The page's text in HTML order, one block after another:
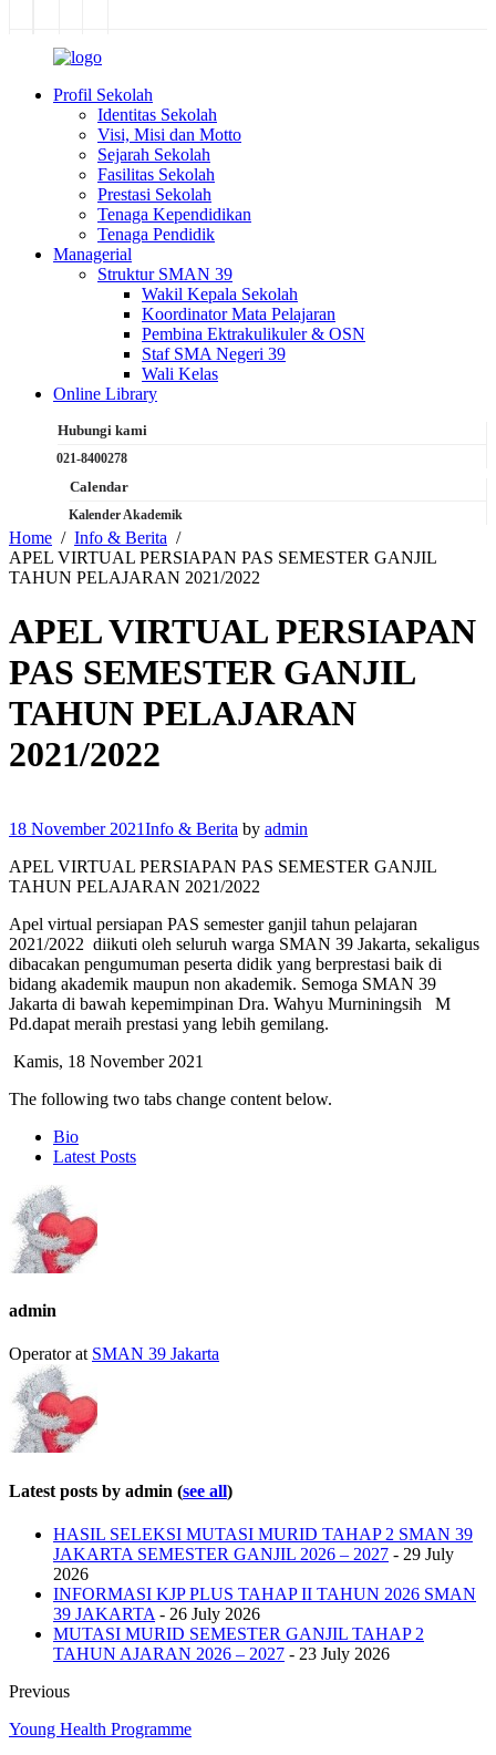
Profil Sekolah
Identitas Sekolah
Visi, Misi dan Motto
Sejarah Sekolah
Fasilitas Sekolah
Prestasi Sekolah
Tenaga Kependidikan
Tenaga Pendidik
Managerial
Struktur SMAN 39
Wakil Kepala Sekolah
Koordinator Mata Pelajaran
Pembina Ektrakulikuler & OSN
Staf SMA Negeri 39
Wali Kelas
Online Library
Hubungi kami
021-8400278
Calendar
Kalender Akademik
Home
Info & Berita
APEL VIRTUAL PERSIAPAN PAS SEMESTER GANJIL
TAHUN PELAJARAN 2021/2022
APEL VIRTUAL PERSIAPAN
PAS SEMESTER GANJIL
TAHUN PELAJARAN
2021/2022
18 November 2021Info & Berita by admin
APEL VIRTUAL PERSIAPAN PAS SEMESTER GANJIL
TAHUN PELAJARAN 2021/2022
Apel virtual persiapan PAS semester ganjil tahun pelajaran
2021/2022 diikuti oleh seluruh warga SMAN 39 Jakarta, sekaligus
dibacakan pengumuman peserta didik yang berprestasi baik di
bidang akademik maupun non akademik. Semoga SMAN 39
Jakarta di bawah kepemimpinan Dra. Wahyu Murniningsih M
Pd.dapat meraih prestasi yang lebih gemilang.
Kamis, 18 November 2021
The following two tabs change content below.
Bio
Latest Posts
admin
Operatorat SMAN 39 Jakarta
Latest posts by admin (see all)
HASIL SELEKSI MUTASI MURID TAHAP 2 SMAN 39
JAKARTA SEMESTER GANJIL 2026 – 2027 - 29 July
2026
INFORMASI KJP PLUS TAHAP II TAHUN 2026 SMAN
39 JAKARTA - 26 July 2026
MUTASI MURID SEMESTER GANJIL TAHAP 2
TAHUN AJARAN 2026 – 2027 - 23 July 2026
Previous
Young Health Programme